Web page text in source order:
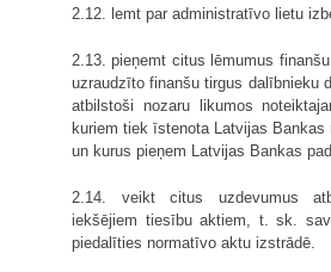
2.12. lemt par administratīvo lietu
2.13. pieņemt citus lēmumus
uzraudzīto finanšu tirgus dalībnieku
atbilstoši nozaru likumos
kuriem tiek īstenota Latvijas
un kurus pieņem Latvijas Bankas
2.14. veikt citus uzdevumus
iekšējiem tiesību aktiem, t. sk.
piedalīties normatīvo aktu izstrādē.